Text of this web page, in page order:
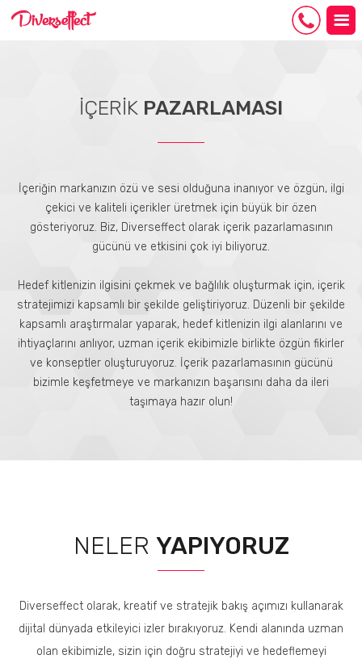
İÇERİK PAZARLAMASI
İçeriğin markanızın özü ve sesi olduğuna inanıyor ve özgün, ilgi
çekici ve kaliteli içerikler üretmek için büyük bir özen
gösteriyoruz. Biz, Diverseffect olarak içerik pazarlamasının
gücünü ve etkisini çok iyi biliyoruz.
Hedef kitlenizin ilgisini çekmek ve bağlılık oluşturmak için, içerik
stratejimizi kapsamlı bir şekilde geliştiriyoruz. Düzenli bir şekilde
kapsamlı araştırmalar yaparak, hedef kitlenizin ilgi alanlarını ve
ihtiyaçlarını anlıyor, uzman içerik ekibimizle birlikte özgün fikirler
ve konseptler oluşturuyoruz. İçerik pazarlamasının gücünü
bizimle keşfetmeye ve markanızın başarısını daha da ileri
taşımaya hazır olun!
NELER YAPIYORUZ
Diverseffect olarak, kreatif ve stratejik bakış açımızı kullanarak
dijital dünyada etkileyici izler bırakıyoruz. Kendi alanında uzman
olan ekibimizle, sizin için doğru stratejiyi ve hedeflemeyi